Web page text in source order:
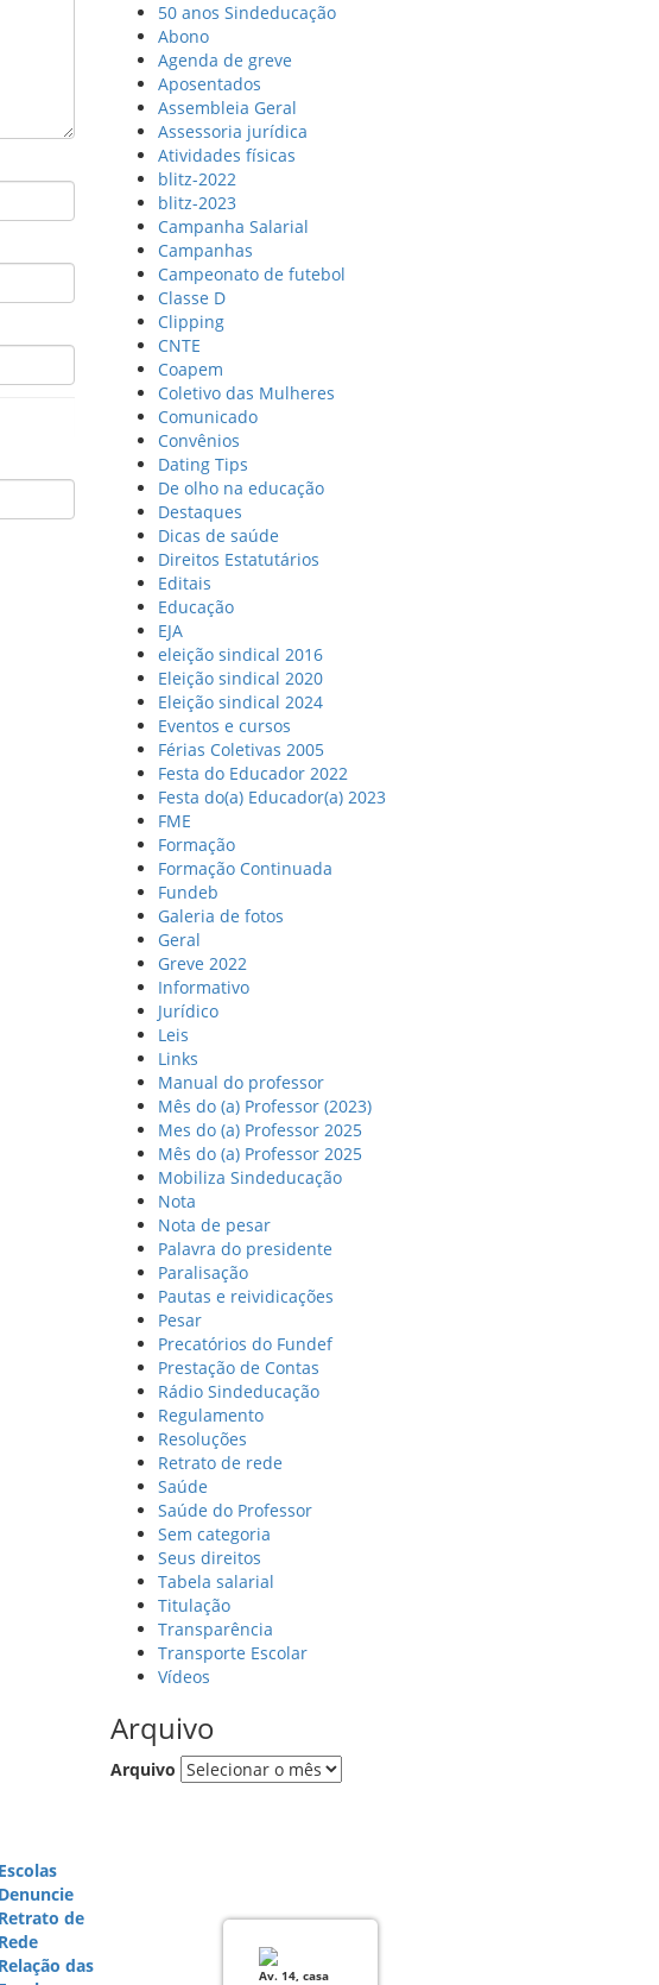
50 anos Sindeducação
Abono
Agenda de greve
Aposentados
Assembleia Geral
Assessoria jurídica
Atividades físicas
blitz-2022
blitz-2023
Campanha Salarial
Campanhas
Campeonato de futebol
Classe D
Clipping
CNTE
Coapem
Coletivo das Mulheres
Comunicado
Convênios
Dating Tips
De olho na educação
Destaques
Dicas de saúde
Direitos Estatutários
Editais
Educação
EJA
eleição sindical 2016
Eleição sindical 2020
Eleição sindical 2024
Eventos e cursos
Férias Coletivas 2005
Festa do Educador 2022
Festa do(a) Educador(a) 2023
FME
Formação
Formação Continuada
Fundeb
Galeria de fotos
Geral
Greve 2022
Informativo
Jurídico
Leis
Links
Manual do professor
Mês do (a) Professor (2023)
Mes do (a) Professor 2025
Mês do (a) Professor 2025
Mobiliza Sindeducação
Nota
Nota de pesar
Palavra do presidente
Paralisação
Pautas e reividicações
Pesar
Precatórios do Fundef
Prestação de Contas
Rádio Sindeducação
Regulamento
Resoluções
Retrato de rede
Saúde
Saúde do Professor
Sem categoria
Seus direitos
Tabela salarial
Titulação
Transparência
Transporte Escolar
Vídeos
Arquivo
Arquivo
Escolas
Denuncie
Retrato de
Rede
Relação das
Av. 14, casa